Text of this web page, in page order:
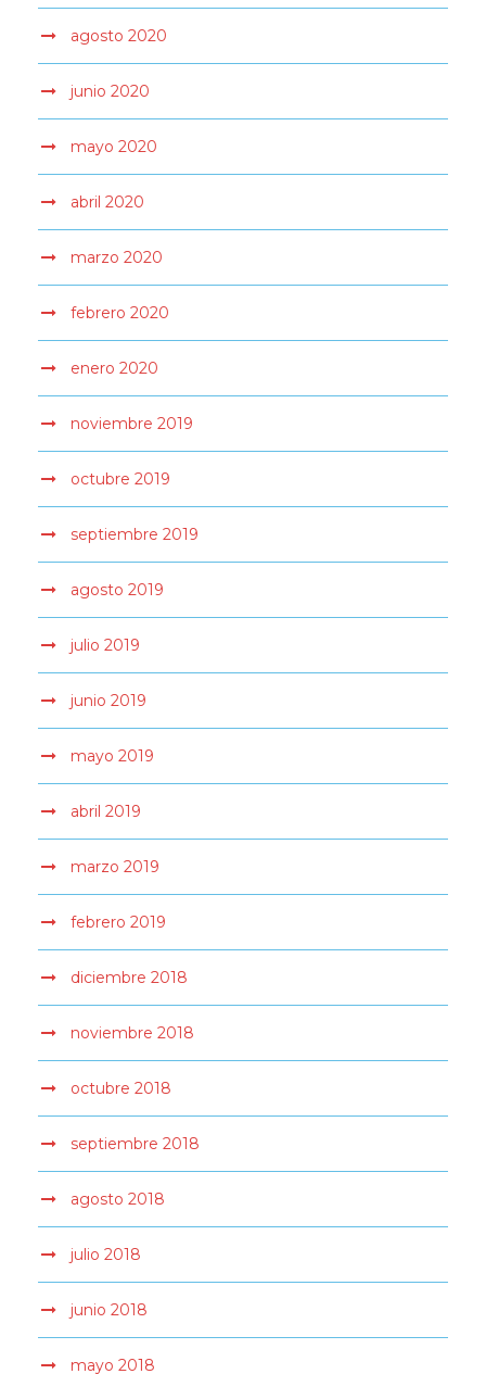
agosto 2020
junio 2020
mayo 2020
abril 2020
marzo 2020
febrero 2020
enero 2020
noviembre 2019
octubre 2019
septiembre 2019
agosto 2019
julio 2019
junio 2019
mayo 2019
abril 2019
marzo 2019
febrero 2019
diciembre 2018
noviembre 2018
octubre 2018
septiembre 2018
agosto 2018
julio 2018
junio 2018
mayo 2018